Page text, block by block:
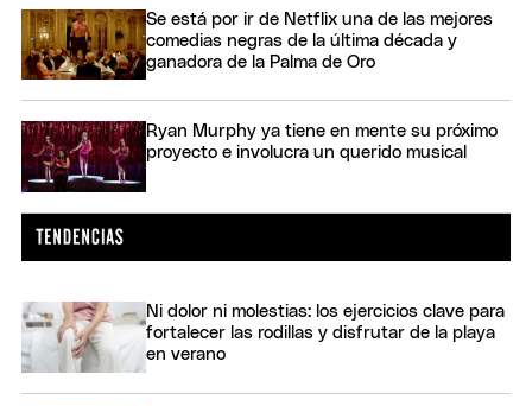
Se está por ir de Netflix una de las mejores
comedias negras de la última década y
ganadora de la Palma de Oro
Ryan Murphy ya tiene en mente su próximo
proyecto e involucra un querido musical
Ni dolor ni molestias: los ejercicios clave para
fortalecer las rodillas y disfrutar de la playa
en verano